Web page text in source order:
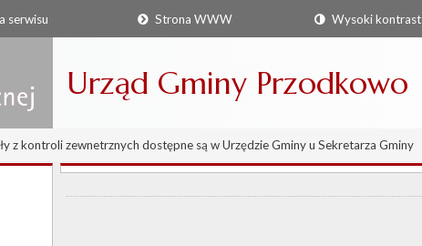
serwisu Strona WWW Wysoki kontrast
Urząd Gminy Przodkowo
z kontroli zewnetrznych dostępne są w Urzędzie Gminy u Sekretarza Gminy